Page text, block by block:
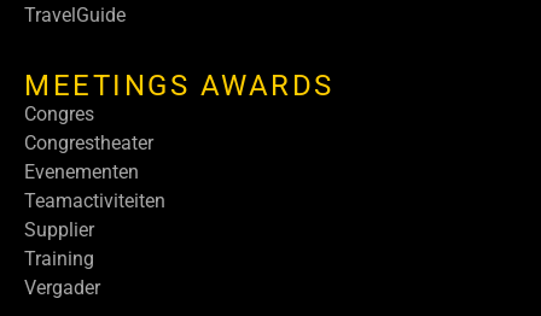
TravelGuide
MEETINGS AWARDS
Congres
Congrestheater
Evenementen
Teamactiviteiten
Supplier
Training
Vergader